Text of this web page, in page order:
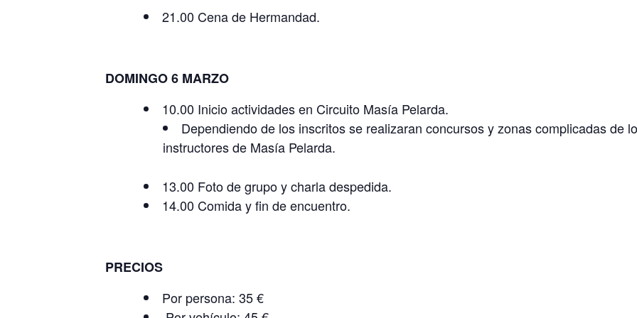
21.00 Cena de Hermandad.
DOMINGO 6 MARZO
10.00 Inicio actividades en Circuito Masía Pelarda.
Dependiendo de los inscritos se realizaran concursos y zonas complicadas de
instructores de Masía Pelarda.
13.00 Foto de grupo y charla despedida.
14.00 Comida y fin de encuentro.
PRECIOS
Por persona: 35 €